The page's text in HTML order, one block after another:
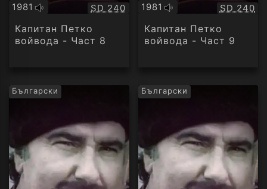
1981
Оригинално
аудио
Качество:
SD 240
Капитан Петко
войвода - Част 8
1981
Оригинално
аудио
SD 240
Капитан Петко
войвода - Част 9
Български Български